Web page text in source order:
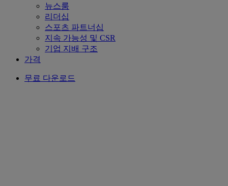
뉴스룸
리더십
스포츠 파트너십
지속 가능성 및 CSR
기업 지배 구조
가격
무료 다운로드